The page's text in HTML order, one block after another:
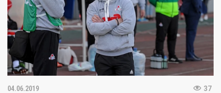
04.06.2019 37